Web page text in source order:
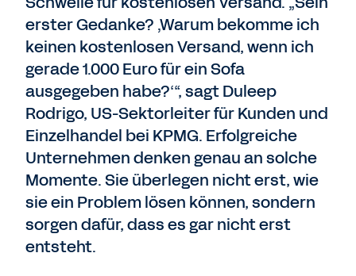
erster Gedanke? ‚Warum bekomme ich
keinen kostenlosen Versand, wenn ich
gerade 1.000 Euro für ein Sofa
ausgegeben habe?‘“, sagt Duleep
Rodrigo, US-Sektorleiter für Kunden und
Einzelhandel bei KPMG. Erfolgreiche
Unternehmen denken genau an solche
Momente. Sie überlegen nicht erst, wie
sie ein Problem lösen können, sondern
sorgen dafür, dass es gar nicht erst
entsteht.